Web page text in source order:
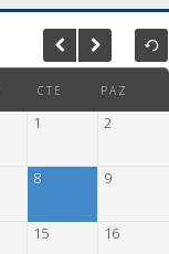
CTE PAZ
1 2
8 9
15 16